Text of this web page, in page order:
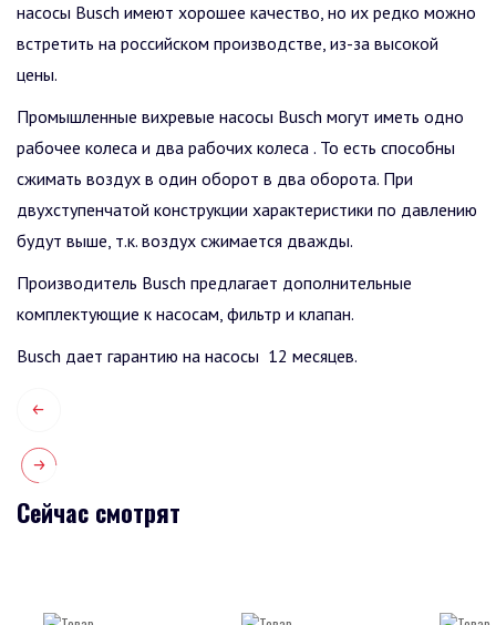
насосы Busch имеют хорошее качество, но их редко можно
встретить на российском производстве, из-за высокой
цены.
Промышленные вихревые насосы Busch могут иметь одно
рабочее колеса и два рабочих колеса . То есть способны
сжимать воздух в один оборот в два оборота. При
двухступенчатой конструкции характеристики по давлению
будут выше, т.к. воздух сжимается дважды.
Производитель Busch предлагает дополнительные
комплектующие к насосам, фильтр и клапан.
Busch дает гарантию на насосы 12 месяцев.
Сейчас смотрят